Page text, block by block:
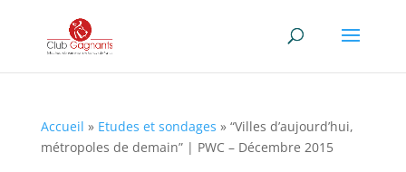
Accueil » Etudes et sondages » “Villes d’aujourd’hui,
métropoles de demain” | PWC – Décembre 2015